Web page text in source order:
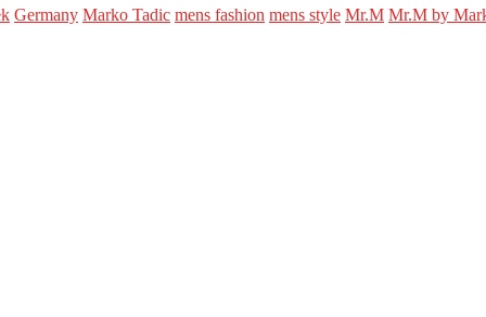
Germany Marko Tadic mens fashion mens style Mr.M Mr.M by